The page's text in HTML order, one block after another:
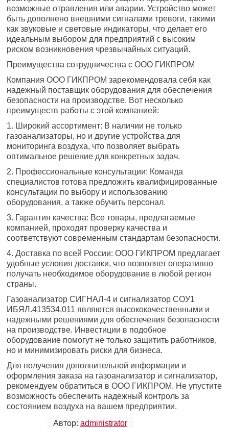
возможные отравления или аварии. Устройство может
быть дополнено внешними сигналами тревоги, такими
как звуковые и световые индикаторы, что делает его
идеальным выбором для предприятий с высоким
риском возникновения чрезвычайных ситуаций.
Преимущества сотрудничества с ООО ГИКПРОМ
Компания ООО ГИКПРОМ зарекомендовала себя как
надежный поставщик оборудования для обеспечения
безопасности на производстве. Вот несколько
преимуществ работы с этой компанией:
1. Широкий ассортимент: В наличии не только
газоанализаторы, но и другие устройства для
мониторинга воздуха, что позволяет выбрать
оптимальное решение для конкретных задач.
2. Профессиональные консультации: Команда
специалистов готова предложить квалифицированные
консультации по выбору и использованию
оборудования, а также обучить персонал.
3. Гарантия качества: Все товары, предлагаемые
компанией, проходят проверку качества и
соответствуют современным стандартам безопасности.
4. Доставка по всей России: ООО ГИКПРОМ предлагает
удобные условия доставки, что позволяет оперативно
получать необходимое оборудование в любой регион
страны.
Газоанализатор СИГНАЛ-4 и сигнализатор СОУ1
ИБЯЛ.413534.011 являются высококачественными и
надежными решениями для обеспечения безопасности
на производстве. Инвестиции в подобное
оборудование помогут не только защитить работников,
но и минимизировать риски для бизнеса.
Для получения дополнительной информации и
оформления заказа на газоанализатор и сигнализатор,
рекомендуем обратиться в ООО ГИКПРОМ. Не упустите
возможность обеспечить надежный контроль за
состоянием воздуха на вашем предприятии.
Автор: administrator